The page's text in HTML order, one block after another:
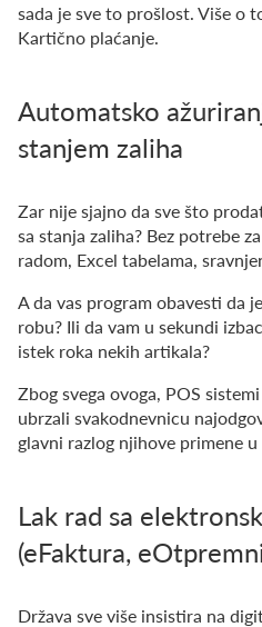
sada je sve to prošlost. Više o
Kartično plaćanje.
Automatsko
stanjem zaliha
Zar nije sjajno da sve što
sa stanja zaliha? Bez potrebe
radom, Excel tabelama,
A da vas program obavesti da
robu? Ili da vam u sekundi
istek roka nekih artikala?
Zbog svega ovoga, POS
ubrzali svakodnevnicu
glavni razlog njihove primene u
Lak rad sa
(eFaktura,
Država sve više insistira na